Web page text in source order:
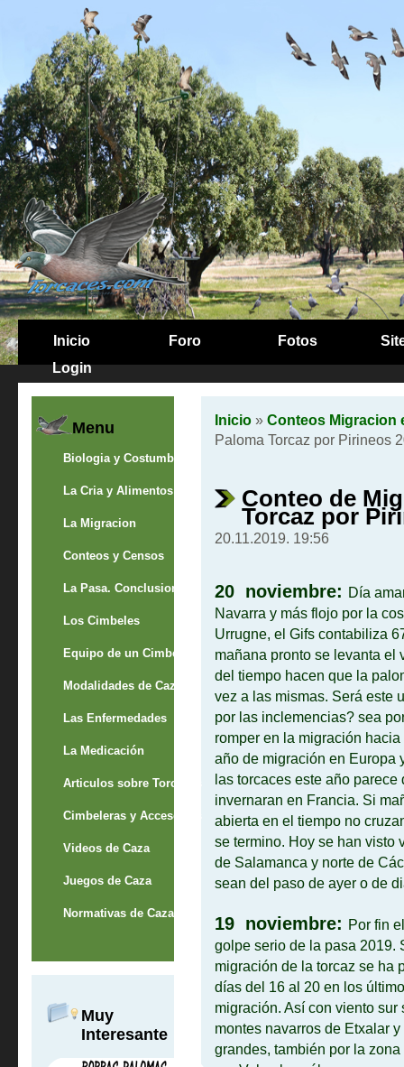
Inicio Foro Fotos
Login
Menu
Biologia y Costumbres
La Cria y Alimentos
La Migracion
Conteos y Censos
La Pasa. Conclusion
Los Cimbeles
Equipo de un Cimbelero
Modalidades de Caza
Las Enfermedades
La Medicación
Articulos sobre Torcaces
Cimbeleras y Accesorios
Videos de Caza
Juegos de Caza
Normativas de Caza
Muy
Interesante
Inicio» Conteos Migracion
Paloma Torcaz por Pirineos
Conteo de
Torcaz por
20.11.2019. 19:56
20 noviembre: Día
Navarra y más flojo por la
Urrugne, el Gifs contabiliza
mañana pronto se levanta el
del tiempo hacen que la
vez a las mismas. Será este
por las inclemencias? sea
romper en la migración
año de migración en Europa
las torcaces este año
invernaran en Francia. Si
abierta en el tiempo no
se termino. Hoy se han visto
de Salamanca y norte de
sean del paso de ayer o de
19 noviembre: Por fin
golpe serio de la pasa 2019.
migración de la torcaz se ha
días del 16 al 20 en los
migración. Así con viento
montes navarros de Etxalar
grandes, también por la